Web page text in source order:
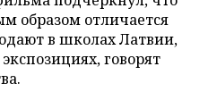
образом отличается
в школах Латвии,
говорят